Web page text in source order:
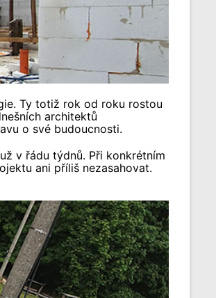
Ty totiž rok od roku rostou
architektů
o své budoucnosti.
v řádu týdnů. Při konkrétním
ani příliš nezasahovat.